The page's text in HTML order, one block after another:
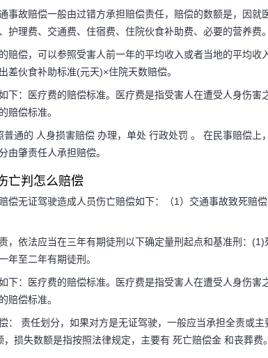
事故赔偿一般由过错方承担赔偿责任，赔偿的数额是，因就
护理费、交通费、住宿费、住院伙食补助费、必要的营养费。
赔偿，可以参照受害人前一年的平均收入或者当地的平均收
差伙食补助标准(元天)×住院天数赔偿。
下：医疗费的赔偿标准。医疗费是指受害人在遭受人身伤害
赔偿标准。
通的 人身损害赔偿 办理，单处 行政处罚 。 在民事赔偿上
由肇责任人承担赔偿。
亡判怎么赔偿
偿无证驾驶造成人员伤亡赔偿如下：（1）交通事故致死赔
，依法应当在三年有期徒刑以下确定量刑起点和基准刑：
年至二年有期徒刑。
下：医疗费的赔偿标准。医疗费是指受害人在遭受人身伤害
赔偿标准。
： 责任划分，如果对方是无证驾驶，一般应当承担全责或
损失数额是指按照法律规定，主要有 死亡赔偿金 和丧葬费。